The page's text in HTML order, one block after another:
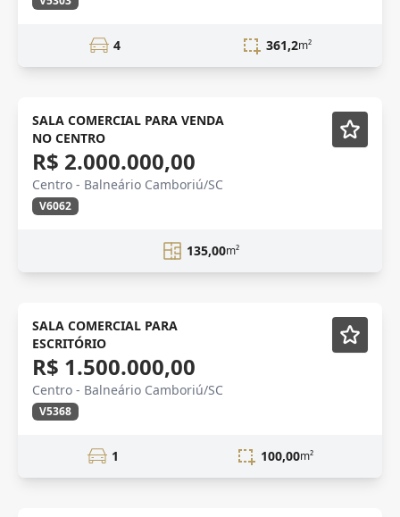
4 361,2m²
Semi-Novo
SALA COMERCIAL PARA VENDA
NO CENTRO
R$ 2.000.000,00
Centro - Balneário Camboriú/SC
V6062
135,00m²
VENDA Mobiliado
SALA COMERCIAL PARA
ESCRITÓRIO
R$ 1.500.000,00
Centro - Balneário Camboriú/SC
V5368
1 100,00m²